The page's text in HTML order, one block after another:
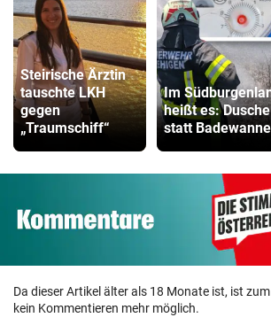
Steirische Ärztin
tauschte LKH
gegen
„Traumschiff“
Im
heißt es: Dusche
statt
Da dieser Artikel älter als 18 Monate ist, ist
kein Kommentieren mehr möglich.